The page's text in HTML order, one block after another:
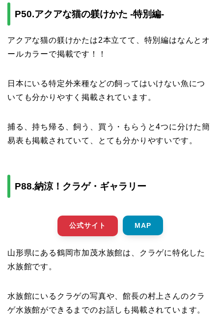
P50.アクアな猫の躾けかた -特別編-
アクアな猫の躾けかたは2本立てて、特別編はなんとオ
ールカラーで掲載です！！
日本にいる特定外来種などの飼ってはいけない魚につ
いても分かりやすく掲載されています。
捕る、持ち帰る、飼う、買う・もらうと4つに分けた簡
易表も掲載されていて、とても分かりやすいです。
P88.納涼！クラゲ・ギャラリー
公式サイト MAP
山形県にある鶴岡市加茂水族館は、クラゲに特化した
水族館です。
水族館にいるクラゲの写真や、館長の村上さんのクラ
ゲ水族館ができるまでのお話しも掲載されています。